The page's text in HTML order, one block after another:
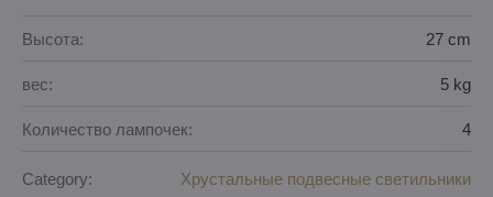
Высота: 27 cm
вес: 5 kg
Количество лампочек: 4
Category: Хрустальные подвесные светильники